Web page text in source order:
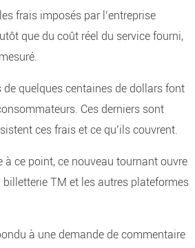
frais imposés par l’entreprise
que du coût réel du service fourni,
quelques centaines de dollars font
Ces derniers sont
ces frais et ce qu’ils couvrent.
ce point, ce nouveau tournant ouvre
billetterie TM et les autres plateformes
à une demande de commentaire